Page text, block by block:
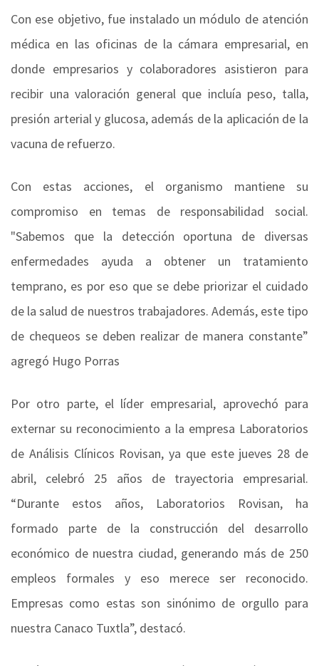
Con ese objetivo, fue instalado un módulo de atención
médica en las oficinas de la cámara empresarial, en
donde empresarios y colaboradores asistieron para
recibir una valoración general que incluía peso, talla,
presión arterial y glucosa, además de la aplicación de la
vacuna de refuerzo.
Con estas acciones, el organismo mantiene su
compromiso en temas de responsabilidad social.
"Sabemos que la detección oportuna de diversas
enfermedades ayuda a obtener un tratamiento
temprano, es por eso que se debe priorizar el cuidado
de la salud de nuestros trabajadores. Además, este tipo
de chequeos se deben realizar de manera constante”
agregó Hugo Porras
Por otro parte, el líder empresarial, aprovechó para
externar su reconocimiento a la empresa Laboratorios
de Análisis Clínicos Rovisan, ya que este jueves 28 de
abril, celebró 25 años de trayectoria empresarial.
“Durante estos años, Laboratorios Rovisan, ha
formado parte de la construcción del desarrollo
económico de nuestra ciudad, generando más de 250
empleos formales y eso merece ser reconocido.
Empresas como estas son sinónimo de orgullo para
nuestra Canaco Tuxtla”, destacó.